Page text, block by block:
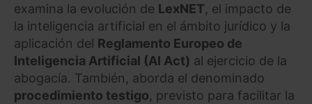
examina la evolución de LexNET, el impacto de
la inteligencia artificial en el ámbito jurídico y la
aplicación del Reglamento Europeo de
Inteligencia Artificial (AI Act) al ejercicio de la
abogacía. También, aborda el denominado
procedimiento testigo, previsto para facilitar la